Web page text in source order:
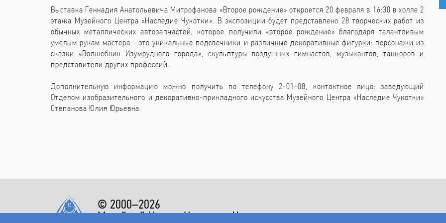
Выставка Геннадия Анатольевича Митрофанова «Второе рождение» откроется 20 февраля в 16:30 в холле 2
этажа Музейного Центра «Наследие Чукотки». В экспозиции будет представлено 28 творческих работ из
обычных металлических автозапчастей, которое получили «второе рождение» благодаря талантливым
умелым рукам мастера - это уникальные подсвечники и различные декоративные фигурки: персонажи из
сказки «Волшебник Изумрудного города», скульптуры воздушных гимнастов, музыкантов, танцоров и
представители других профессий.
Дополнительную информацию можно получить по телефону 2-01-08, контактное лицо: заведующий
Отделом изобразительного и декоративно-прикладного искусства Музейного Центра «Наследие Чукотки»
Степанова Юлия Юрьевна.
© 2000–2026